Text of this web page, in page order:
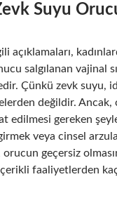
Suyu
açıklamaları,
salgılanan vajinal
Çünkü zevk suyu,
değildir. Ancak,
edilmesi gereken
veya cinsel
geçersiz
faaliyetlerden